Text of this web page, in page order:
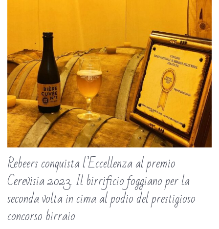
Rebeers conquista l’Eccellenza al premio
Cerevisia 2023. Il birrificio foggiano per la
seconda volta in cima al podio del prestigioso
concorso birraio